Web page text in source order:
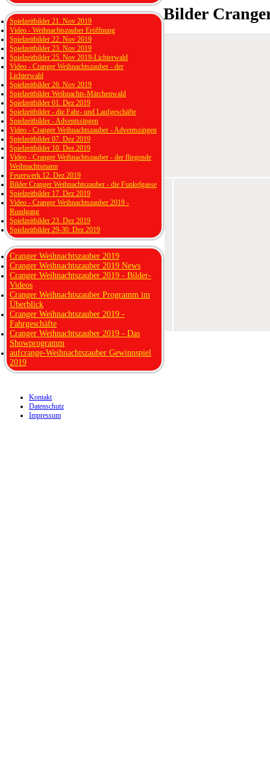
Bilder
Spielzeitbilder 21. Nov 2019
Video - Weihnachtszauber Eröffnung
Spielzeitbilder 22. Nov 2019
Spielzeitbilder 23. Nov 2019
Spielzeitbilder 25. Nov 2019-Lichterwald
Video - Cranger Weihnachtszauber - der
Lichterwald
Spielzeitbilder 26. Nov 2019
Spielzeitbilder Weihnachts-Märchenwald
Spielzeitbilder 01. Dez 2019
Spielzeitbilder - die Fahr- und Laufgeschäfte
Spielzeitbilder - Adventssingen
Video - Cranger Weihnachtszauber - Adventssingen
Spielzeitbilder 07. Dez 2019
Spielzeitbilder 10. Dez 2019
Video - Cranger Weihnachtszauber - der fliegende
Weihnachtsmann
Feuerwerk 12. Dez 2019
Bilder Cranger Weihnachtszauber - die Funkelgasse
Spielzeitbilder 17. Dez 2019
Video - Cranger Weihnachtszauber 2019 -
Rundgang
Spielzeitbilder 23. Dez 2019
Spielzeitbilder 29-30. Dez 2019
Cranger Weihnachtszauber 2019
Cranger Weihnachtszauber 2019 News
Cranger Weihnachtszauber 2019 - Bilder-
Videos
Cranger Weihnachtszauber Programm im
Überblick
Cranger Weihnachtszauber 2019 -
Fahrgeschäfte
Cranger Weihnachtszauber 2019 - Das
Showprogramm
aufcrange-Weihnachtszauber Gewinnspiel
2019
Kontakt
Datenschutz
Impressum